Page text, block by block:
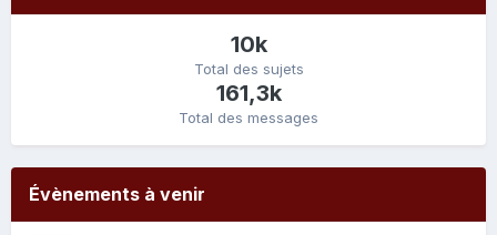
10k
Total des sujets
161,3k
Total des messages
Évènements à venir